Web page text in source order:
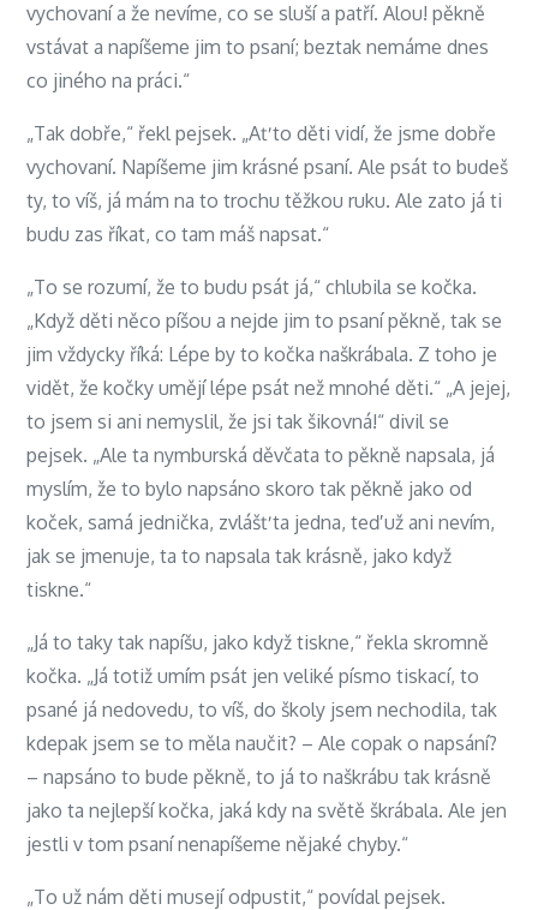
vychovaní a že nevíme, co se sluší a patří. Alou! pěkně
vstávat a napíšeme jim to psaní; beztak nemáme dnes
co jiného na práci.“
„Tak dobře,“ řekl pejsek. „Ať to děti vidí, že jsme dobře
vychovaní. Napíšeme jim krásné psaní. Ale psát to budeš
ty, to víš, já mám na to trochu těžkou ruku. Ale zato já ti
budu zas říkat, co tam máš napsat.“
„To se rozumí, že to budu psát já,“ chlubila se kočka.
„Když děti něco píšou a nejde jim to psaní pěkně, tak se
jim vždycky říká: Lépe by to kočka naškrábala. Z toho je
vidět, že kočky umějí lépe psát než mnohé děti.“ „A jejej,
to jsem si ani nemyslil, že jsi tak šikovná!“ divil se
pejsek. „Ale ta nymburská děvčata to pěkně napsala, já
myslím, že to bylo napsáno skoro tak pěkně jako od
koček, samá jednička, zvlášť ta jedna, teď už ani nevím,
jak se jmenuje, ta to napsala tak krásně, jako když
tiskne.“
„Já to taky tak napíšu, jako když tiskne,“ řekla skromně
kočka. „Já totiž umím psát jen veliké písmo tiskací, to
psané já nedovedu, to víš, do školy jsem nechodila, tak
kdepak jsem se to měla naučit? – Ale copak o napsání?
– napsáno to bude pěkně, to já to naškrábu tak krásně
jako ta nejlepší kočka, jaká kdy na světě škrábala. Ale jen
jestli v tom psaní nenapíšeme nějaké chyby.“
„To už nám děti musejí odpustit,“ povídal pejsek.